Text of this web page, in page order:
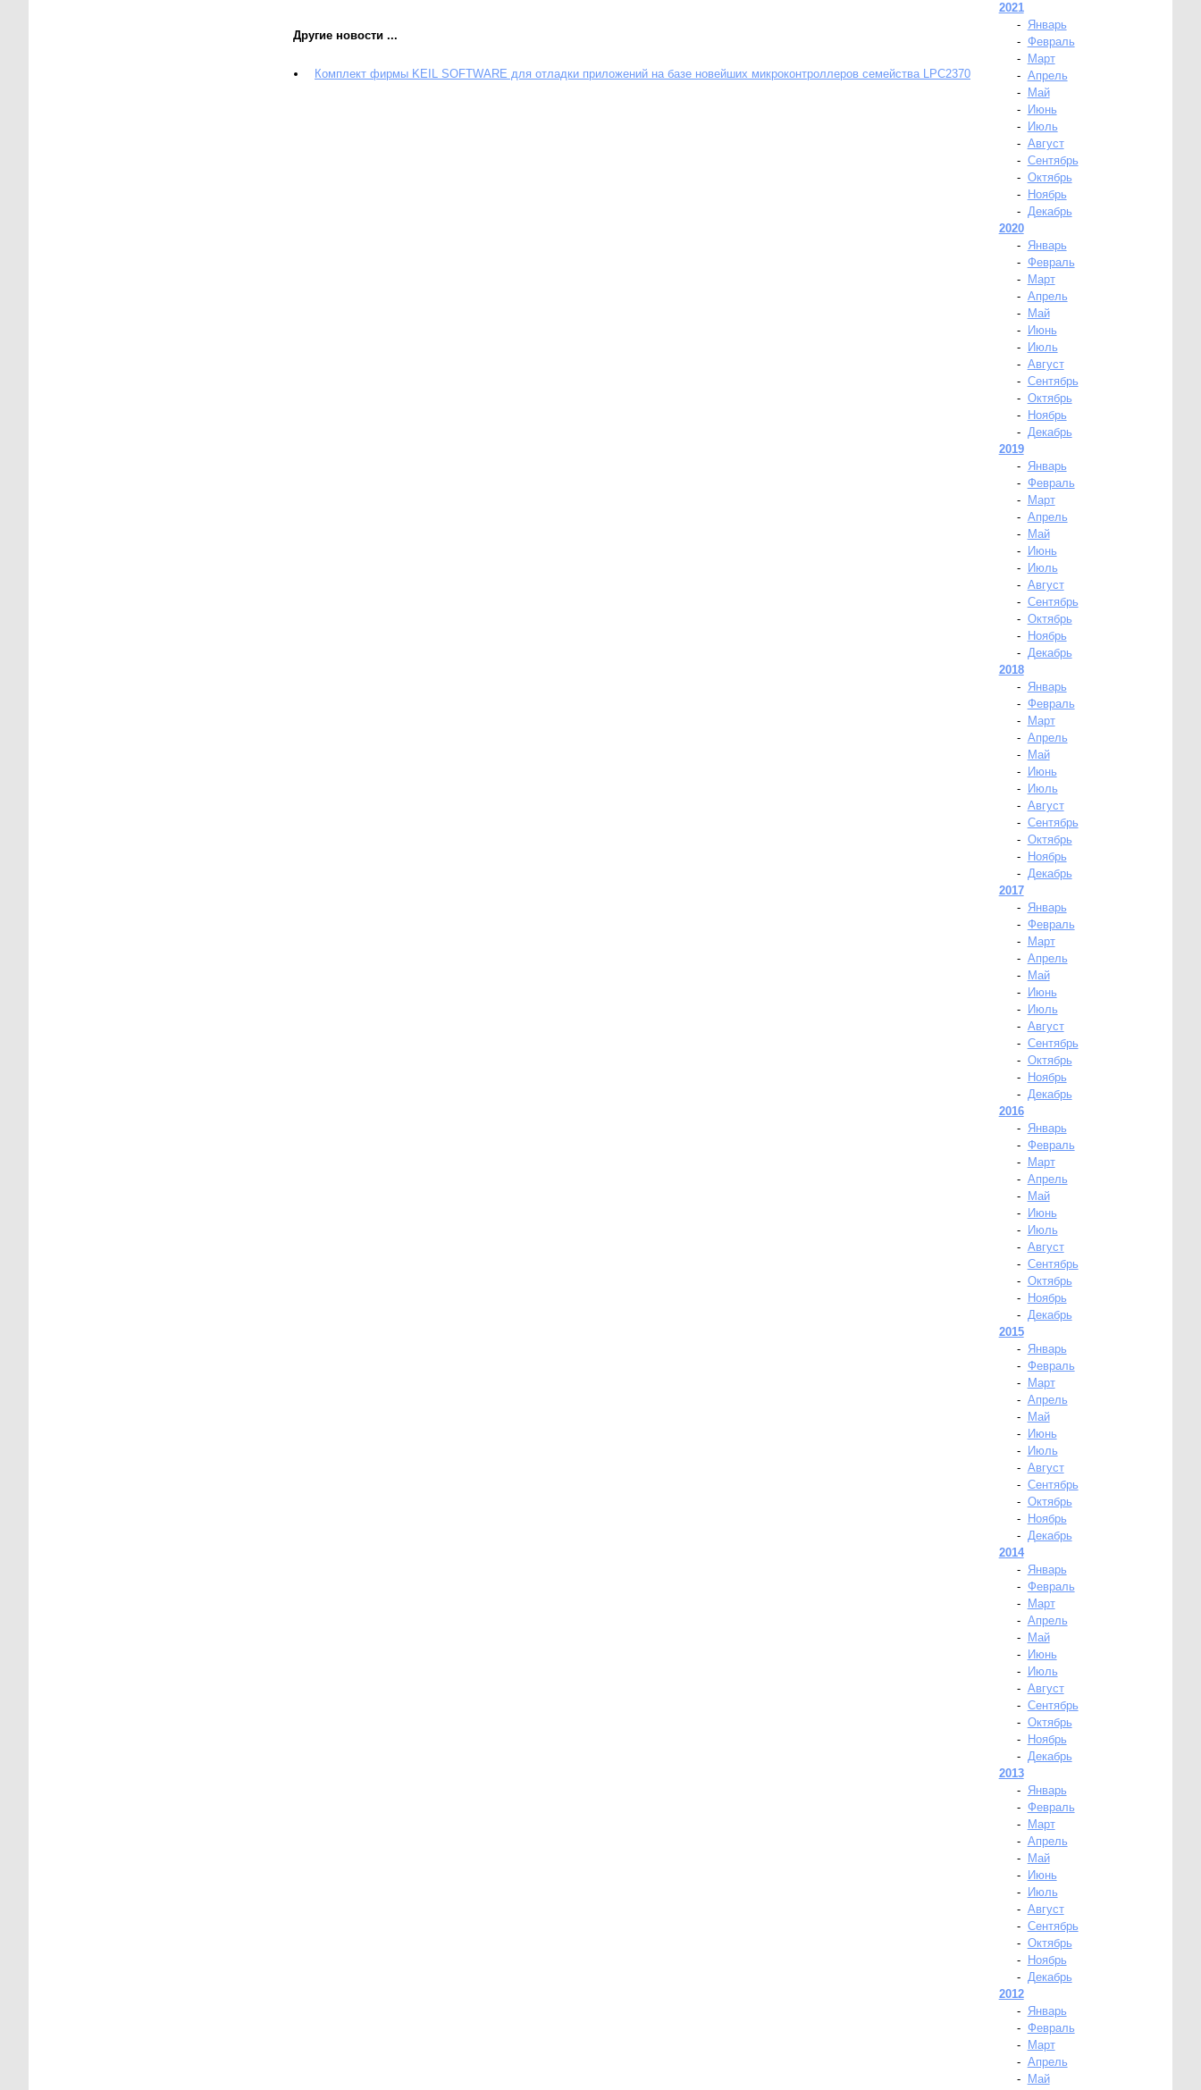
Другие новости ...
Комплект фирмы KEIL SOFTWARE для отладки приложений на базе новейших микроконтроллеров семейства LPC2370
2021
-
Январь
- Февраль
-
Март
- Апрель
-
Май
-
Июнь
-
Июль
- Август
- Сентябрь
- Октябрь
-
Ноябрь
- Декабрь
2020
-
Январь
- Февраль
-
Март
- Апрель
-
Май
-
Июнь
-
Июль
- Август
- Сентябрь
- Октябрь
-
Ноябрь
- Декабрь
2019
-
Январь
- Февраль
-
Март
- Апрель
-
Май
-
Июнь
-
Июль
- Август
- Сентябрь
- Октябрь
-
Ноябрь
- Декабрь
2018
-
Январь
- Февраль
-
Март
- Апрель
-
Май
-
Июнь
-
Июль
- Август
- Сентябрь
- Октябрь
-
Ноябрь
- Декабрь
2017
-
Январь
- Февраль
-
Март
- Апрель
-
Май
-
Июнь
-
Июль
- Август
- Сентябрь
- Октябрь
-
Ноябрь
- Декабрь
2016
-
Январь
- Февраль
-
Март
- Апрель
-
Май
-
Июнь
-
Июль
- Август
- Сентябрь
- Октябрь
-
Ноябрь
- Декабрь
2015
-
Январь
- Февраль
-
Март
- Апрель
-
Май
-
Июнь
-
Июль
- Август
- Сентябрь
- Октябрь
-
Ноябрь
- Декабрь
2014
-
Январь
- Февраль
-
Март
- Апрель
-
Май
-
Июнь
-
Июль
- Август
- Сентябрь
- Октябрь
-
Ноябрь
- Декабрь
2013
-
Январь
- Февраль
-
Март
- Апрель
-
Май
-
Июнь
-
Июль
- Август
- Сентябрь
- Октябрь
-
Ноябрь
- Декабрь
2012
-
Январь
- Февраль
-
Март
- Апрель
-
Май